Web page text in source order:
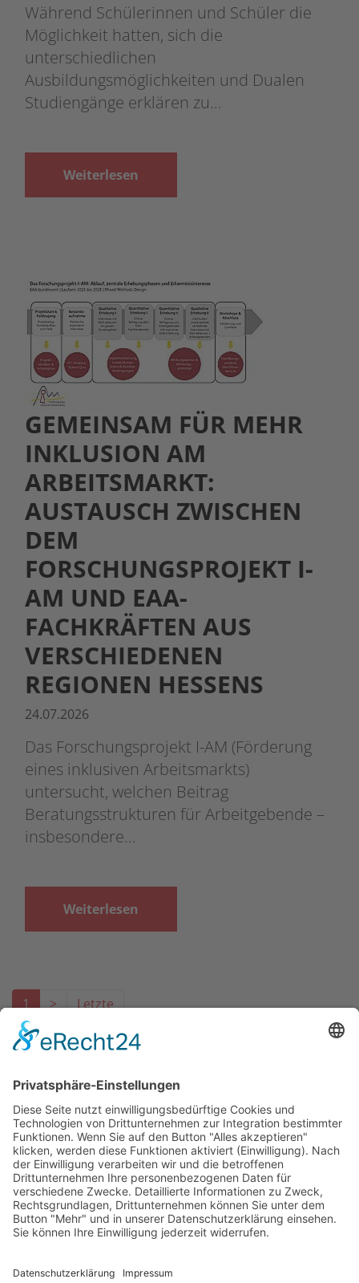
Während Schülerinnen und Schüler die
Möglichkeit hatten, sich die
unterschiedlichen
Ausbildungsmöglichkeiten und Dualen
Studiengänge erklären zu…
Weiterlesen
GEMEINSAM FÜR MEHR
INKLUSION AM
ARBEITSMARKT:
AUSTAUSCH ZWISCHEN
DEM
FORSCHUNGSPROJEKT I-
AM UND EAA-
FACHKRÄFTEN AUS
VERSCHIEDENEN
REGIONEN HESSENS
24.07.2026
Das Forschungsprojekt I-AM (Förderung
eines inklusiven Arbeitsmarkts)
untersucht, welchen Beitrag
Beratungsstrukturen für Arbeitgebende –
insbesondere…
Weiterlesen
1 > Letzte
Das Projekt zur Implementierung der Einheitlichen
Ansprechstellen für Arbeitgeber gemäß § 185a SGB IX in
Hessen wird gefördert aus Mitteln des LWV Hessen
Integrationsamtes. Das Projekt wird unter Einbindung
des Hessischen Ministeriums für Arbeit, Integration,
Jugend und Soziales von der Forschungsstelle des
Bildungswerks der Hessischen Wirtschaft e. V.
durchgeführt.